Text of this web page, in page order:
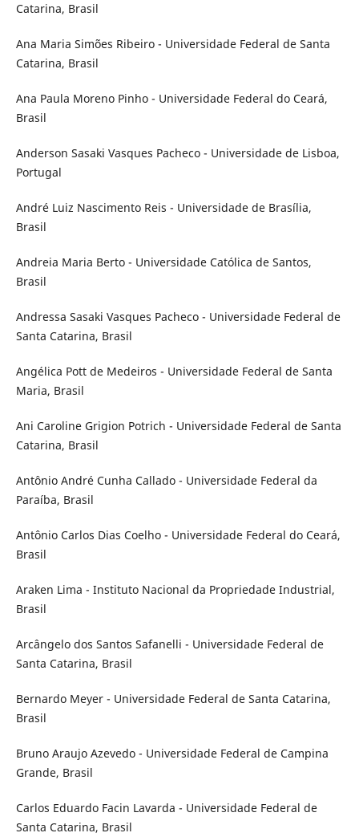
Catarina, Brasil
Ana Maria Simões Ribeiro - Universidade Federal de Santa
Catarina, Brasil
Ana Paula Moreno Pinho - Universidade Federal do Ceará,
Brasil
Anderson Sasaki Vasques Pacheco - Universidade de Lisboa,
Portugal
André Luiz Nascimento Reis - Universidade de Brasília,
Brasil
Andreia Maria Berto - Universidade Católica de Santos,
Brasil
Andressa Sasaki Vasques Pacheco - Universidade Federal de
Santa Catarina, Brasil
Angélica Pott de Medeiros - Universidade Federal de Santa
Maria, Brasil
Ani Caroline Grigion Potrich - Universidade Federal de Santa
Catarina, Brasil
Antônio André Cunha Callado - Universidade Federal da
Paraíba, Brasil
Antônio Carlos Dias Coelho - Universidade Federal do Ceará,
Brasil
Araken Lima - Instituto Nacional da Propriedade Industrial,
Brasil
Arcângelo dos Santos Safanelli - Universidade Federal de
Santa Catarina, Brasil
Bernardo Meyer - Universidade Federal de Santa Catarina,
Brasil
Bruno Araujo Azevedo - Universidade Federal de Campina
Grande, Brasil
Carlos Eduardo Facin Lavarda - Universidade Federal de
Santa Catarina, Brasil